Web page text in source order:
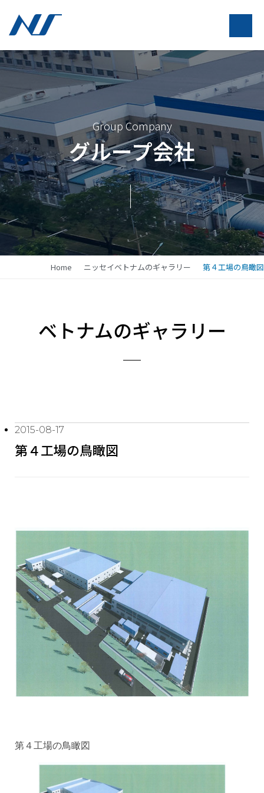
Group Company
グループ会社
Home ニッセイベトナムのギャラリー 第４工場の鳥瞰図
ベトナムのギャラリー
2015-08-17
第４工場の鳥瞰図
第４工場の鳥瞰図